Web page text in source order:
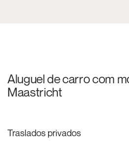
Aluguel de carro com
Maastricht
Traslados privados